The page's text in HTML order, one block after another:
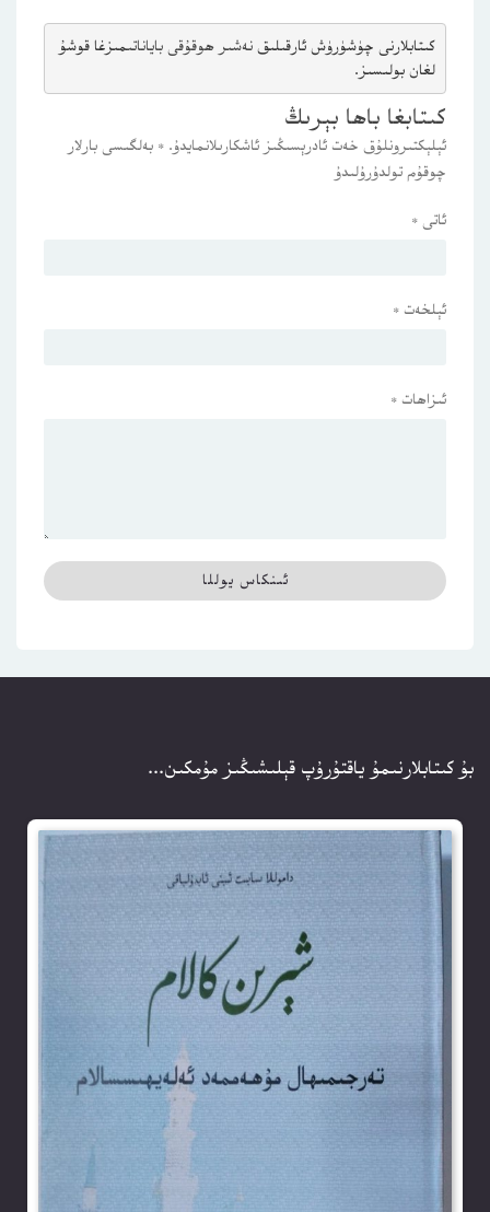
كىتابلارنى چۈشۈرۈش ئارقىلىق نەشىر ھوقۇقى باياناتىمىزغا قوشۇ
لغان بولىسىز.
كىتابغا باھا بېرىڭ
ئېلېكتىرونلۇق خەت ئادرېسىڭىز ئاشكارىلانمايدۇ. * بەلگىسى بارلار
چوقۇم تولدۇرۇلىدۇ
ئاتى *
ئېلخەت *
ئىزاھات *
بۇ كىتابلارنىمۇ ياقتۇرۇپ قېلىشىڭىز مۇمكىن...